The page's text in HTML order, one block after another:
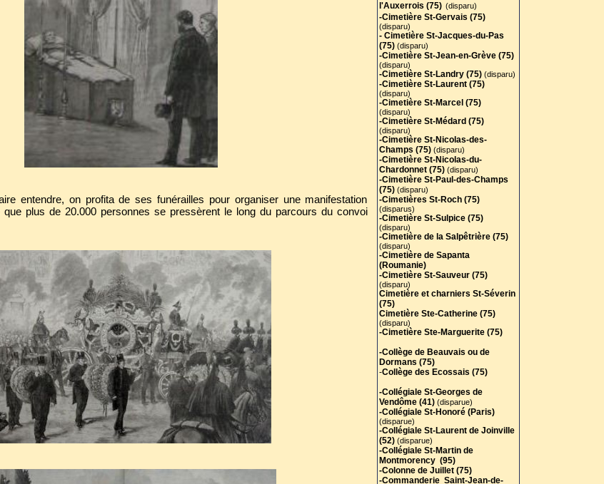
entendre, on profita de ses funérailles pour organiser une manifestation
plus de 20.000 personnes se pressèrent le long du parcours du convoi
l'Auxerrois (75) (disparu)
-Cimetière St-Gervais (75)
(disparu)
- Cimetière St-Jacques-du-Pas
(75) (disparu)
-Cimetière St-Jean-en-Grève (75)
(disparu)
-Cimetière St-Landry (75) (disparu)
-Cimetière St-Laurent (75)
(disparu)
-Cimetière St-Marcel (75)
(disparu)
-Cimetière St-Médard (75)
(disparu)
-Cimetière St-Nicolas-des-
Champs (75) (disparu)
-Cimetière St-Nicolas-du-
Chardonnet (75) (disparu)
-Cimetière St-Paul-des-Champs
(75) (disparu)
-Cimetières St-Roch (75)
(disparus)
-Cimetière St-Sulpice (75)
(disparu)
-Cimetière de la Salpêtrière (75)
(disparu)
-Cimetière de Sapanta
(Roumanie)
-Cimetière St-Sauveur (75)
(disparu)
Cimetière et charniers St-Séverin
(75)
Cimetière Ste-Catherine (75)
(disparu)
-Cimetière Ste-Marguerite (75)
-Collège de Beauvais ou de
Dormans (75)
-Collège des Ecossais (75)
-Collégiale St-Georges de
Vendôme (41) (disparue)
-Collégiale St-Honoré (Paris)
(disparue)
-Collégiale St-Laurent de Joinville
(52) (disparue)
-Collégiale St-Martin de
Montmorency (95)
-Colonne de Juillet (75)
-Commanderie Saint-Jean-de-